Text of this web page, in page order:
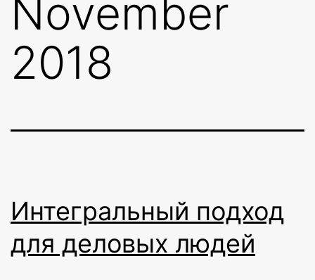
November
2018
Интегральный подход
для деловых людей